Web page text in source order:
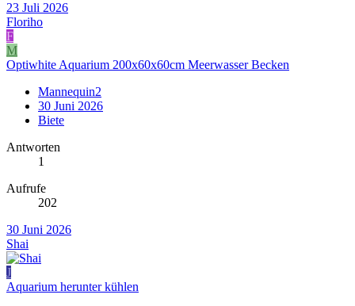
23 Juli 2026
Floriho
F
M
Optiwhite Aquarium 200x60x60cm Meerwasser Becken
Mannequin2
30 Juni 2026
Biete
Antworten
1
Aufrufe
202
30 Juni 2026
Shai
J
Aquarium herunter kühlen